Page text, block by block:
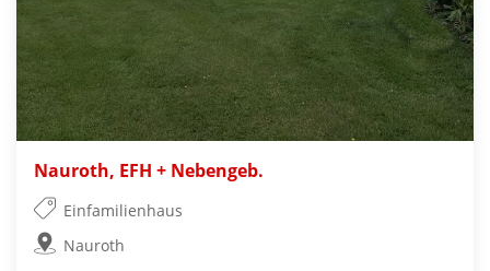
Nauroth, EFH + Nebengeb.
Einfamilienhaus
Nauroth